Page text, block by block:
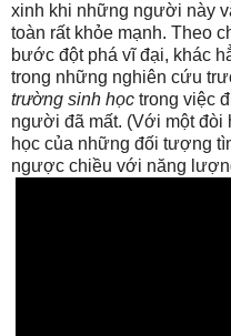
xinh khi những người này
toàn rất khỏe mạnh. Theo
bước đột phá vĩ đại, khác
trong những nghiên cứu
trường sinh học trong việc
người đã mất. (Với một đòi
học của những đối tượng
ngược chiều với năng